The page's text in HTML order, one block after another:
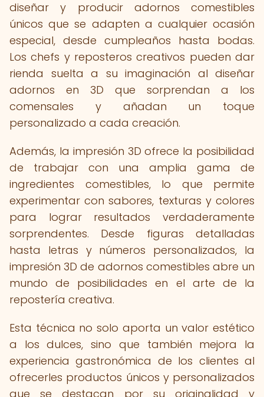
diseñar y producir adornos comestibles
únicos que se adapten a cualquier ocasión
especial, desde cumpleaños hasta bodas.
Los chefs y reposteros creativos pueden dar
rienda suelta a su imaginación al diseñar
adornos en 3D que sorprendan a los
comensales y añadan un toque
personalizado a cada creación.
Además, la impresión 3D ofrece la posibilidad
de trabajar con una amplia gama de
ingredientes comestibles, lo que permite
experimentar con sabores, texturas y colores
para lograr resultados verdaderamente
sorprendentes. Desde figuras detalladas
hasta letras y números personalizados, la
impresión 3D de adornos comestibles abre un
mundo de posibilidades en el arte de la
repostería creativa.
Esta técnica no solo aporta un valor estético
a los dulces, sino que también mejora la
experiencia gastronómica de los clientes al
ofrecerles productos únicos y personalizados
que se destacan por su originalidad y